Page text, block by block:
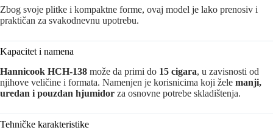
Zbog svoje plitke i kompaktne forme, ovaj model je lako prenosiv i
praktičan za svakodnevnu upotrebu.
Kapacitet i namena
Hannicook HCH-138 može da primi do 15 cigara, u zavisnosti od
njihove veličine i formata. Namenjen je korisnicima koji žele manji,
uredan i pouzdan hjumidor za osnovne potrebe skladištenja.
Tehničke karakteristike